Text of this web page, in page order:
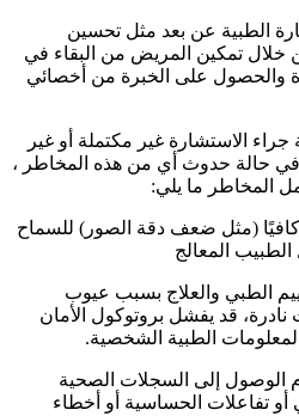
الطبية عن بعد مثل تحسين
خلال تمكين المريض من البقاء في
والحصول على الخبرة من أخصائي
الاستشارة غير مكتملة أو غير
في حالة حدوث أي من هذه المخاطر ،
المخاطر ما يلي:
(مثل ضعف دقة الصور) للسماح
المعالج
الطبي والعلاج بسبب عيوب
نادرة، قد يفشل بروتوكول الأمان
الطبية الشخصية.
الوصول إلى السجلات الصحية
أو تفاعلات الحساسية أو أخطاء